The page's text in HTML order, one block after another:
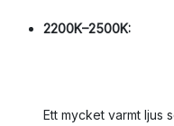
2200K–2500K:
Ett mycket varmt ljus